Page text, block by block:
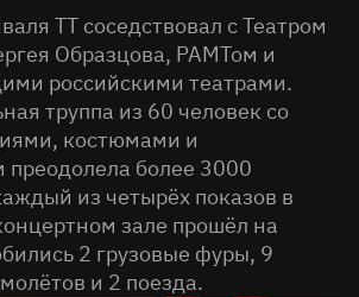
ТТ соседствовал с Театром
Образцова, РАМТом и
российскими театрами.
труппа из 60 человек со
костюмами и
преодолела более 3000
из четырёх показов в
зале прошёл на
2 грузовые фуры, 9
и 2 поезда.